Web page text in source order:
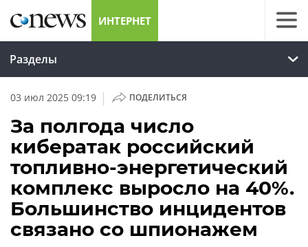
ИНТЕРНЕТ
Разделы
03 июл 2025 09:19 | ПОДЕЛИТЬСЯ
За полгода число
кибератак российский
топливно-энергетический
комплекс выросло на 40%.
Большинство инцидентов
связано со шпионажем